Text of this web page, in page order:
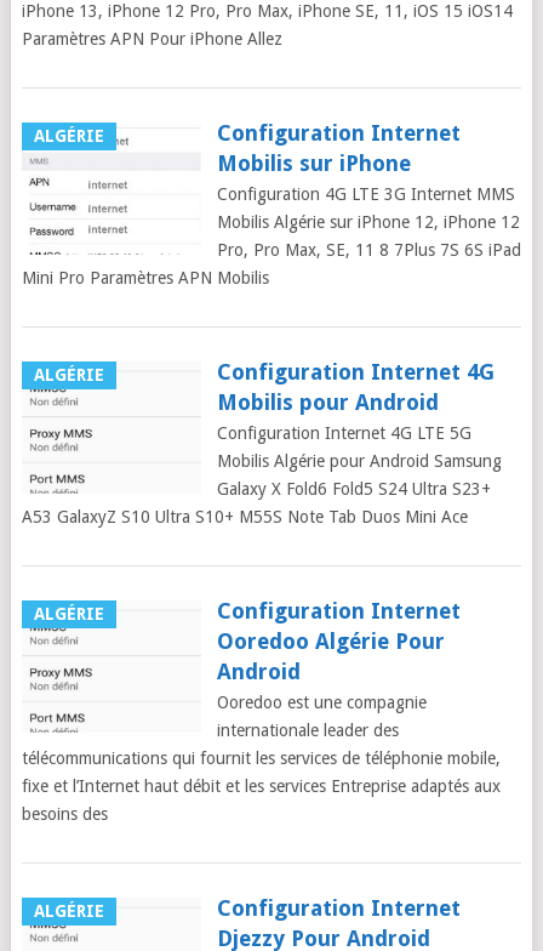
iPhone 13, iPhone 12 Pro, Pro Max, iPhone SE, 11, iOS 15 iOS14
Paramètres APN Pour iPhone Allez
ALGÉRIE
Configuration Internet
Mobilis sur iPhone
Configuration 4G LTE 3G Internet MMS
Mobilis Algérie sur iPhone 12, iPhone 12
Pro, Pro Max, SE, 11 8 7Plus 7S 6S iPad
Mini Pro Paramètres APN Mobilis
ALGÉRIE
Configuration Internet 4G
Mobilis pour Android
Configuration Internet 4G LTE 5G
Mobilis Algérie pour Android Samsung
Galaxy X Fold6 Fold5 S24 Ultra S23+
A53 GalaxyZ S10 Ultra S10+ M55S Note Tab Duos Mini Ace
ALGÉRIE
Configuration Internet
Ooredoo Algérie Pour
Android
Ooredoo est une compagnie
internationale leader des
télécommunications qui fournit les services de téléphonie mobile,
fixe et l’Internet haut débit et les services Entreprise adaptés aux
besoins des
ALGÉRIE
Configuration Internet
Djezzy Pour Android